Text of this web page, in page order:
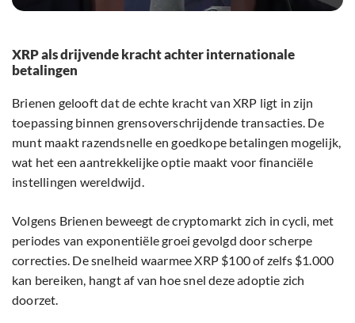
XRP als drijvende kracht achter internationale
betalingen
Brienen gelooft dat de echte kracht van XRP ligt in zijn
toepassing binnen grensoverschrijdende transacties. De
munt maakt razendsnelle en goedkope betalingen mogelijk,
wat het een aantrekkelijke optie maakt voor financiële
instellingen wereldwijd.
Volgens Brienen beweegt de cryptomarkt zich in cycli, met
periodes van exponentiële groei gevolgd door scherpe
correcties. De snelheid waarmee XRP $100 of zelfs $1.000
kan bereiken, hangt af van hoe snel deze adoptie zich
doorzet.